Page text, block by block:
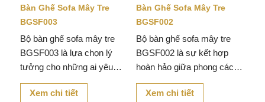
Bàn Ghế Sofa Mây Tre
BGSF003
Bộ bàn ghế sofa mây tre
BGSF003 là lựa chọn lý
tưởng cho những ai yêu
thích sự giao thoa giữa
phong cách tự nhiên và hiện
Xem chi tiết
Bàn Ghế Sofa Mây Tre
BGSF002
Bộ bàn ghế sofa mây tre
BGSF002 là sự kết hợp
hoàn hảo giữa phong cách
thiết kế hiện đại và chất liệu
mây nhựa tạo cảm giác gần
Xem chi tiết